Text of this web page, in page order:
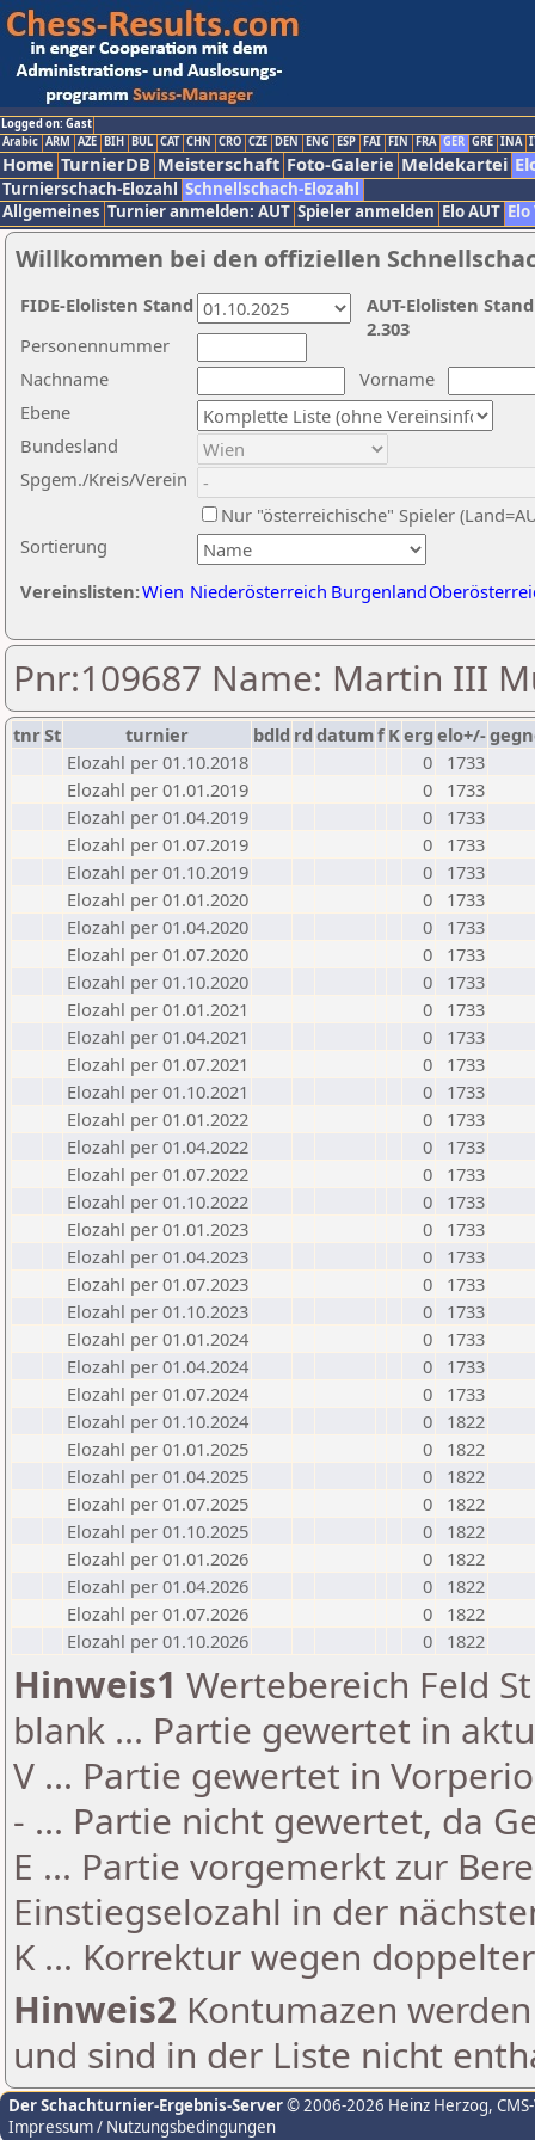
Logged on: Gast
Arabic ARM AZE BIH BUL CAT CHN CRO CZE DEN ENG ESP FAI FIN FRA GER GRE INA
Home TurnierDB Meisterschaft Foto-Galerie Meldekartei
Turnierschach-Elozahl Schnellschach-Elozahl
Allgemeines Turnier anmelden: AUT Spieler anmelden Elo AUT
Willkommen bei den offiziellen
Nachname
Vorname
Ebene
Sortierung
Personennummer
Bundesland
Spgem./Kreis/Verein
Nur "österreichische" Spieler
Vereinslisten:Wien Niederösterreich Burgenland
AUT-Elolisten
2.303
FIDE-Elolisten Stand
Pnr:109687 Name: Martin III
tnrSt turnier bdld rd datumf Kerg elo+/-
Elozahl per 01.10.2018
0
1733
Elozahl per 01.01.2019
0
1733
Elozahl per 01.04.2019
0
1733
Elozahl per 01.07.2019
0
1733
Elozahl per 01.10.2019
0
1733
Elozahl per 01.01.2020
0
1733
Elozahl per 01.04.2020
0
1733
Elozahl per 01.07.2020
0
1733
Elozahl per 01.10.2020
0
1733
Elozahl per 01.01.2021
0
1733
Elozahl per 01.04.2021
0
1733
Elozahl per 01.07.2021
0
1733
Elozahl per 01.10.2021
0
1733
Elozahl per 01.01.2022
0
1733
Elozahl per 01.04.2022
0
1733
Elozahl per 01.07.2022
0
1733
Elozahl per 01.10.2022
0
1733
Elozahl per 01.01.2023
0
1733
Elozahl per 01.04.2023
0
1733
Elozahl per 01.07.2023
0
1733
Elozahl per 01.10.2023
0
1733
Elozahl per 01.01.2024
0
1733
Elozahl per 01.04.2024
0
1733
Elozahl per 01.07.2024
0
1733
Elozahl per 01.10.2024
0
1822
Elozahl per 01.01.2025
0
1822
Elozahl per 01.04.2025
0
1822
Elozahl per 01.07.2025
0
1822
Elozahl per 01.10.2025
0
1822
Elozahl per 01.01.2026
0
1822
Elozahl per 01.04.2026
0
1822
Elozahl per 01.07.2026
0
1822
Elozahl per 01.10.2026
0 1822
Hinweis1 Wertebereich Feld
blank ... Partie gewertet in
V ... Partie gewertet in
- ... Partie nicht gewertet, da
E ... Partie vorgemerkt zur
Einstiegselozahl in der
K ... Korrektur wegen
Hinweis2 Kontumazen
und sind in der Liste nicht
Der Schachturnier-Ergebnis-Server© 2006-2026 Heinz Herzog,
Impressum / Nutzungsbedingungen